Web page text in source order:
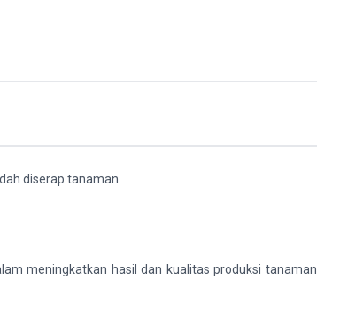
diserap tanaman.
meningkatkan hasil dan kualitas produksi tanaman